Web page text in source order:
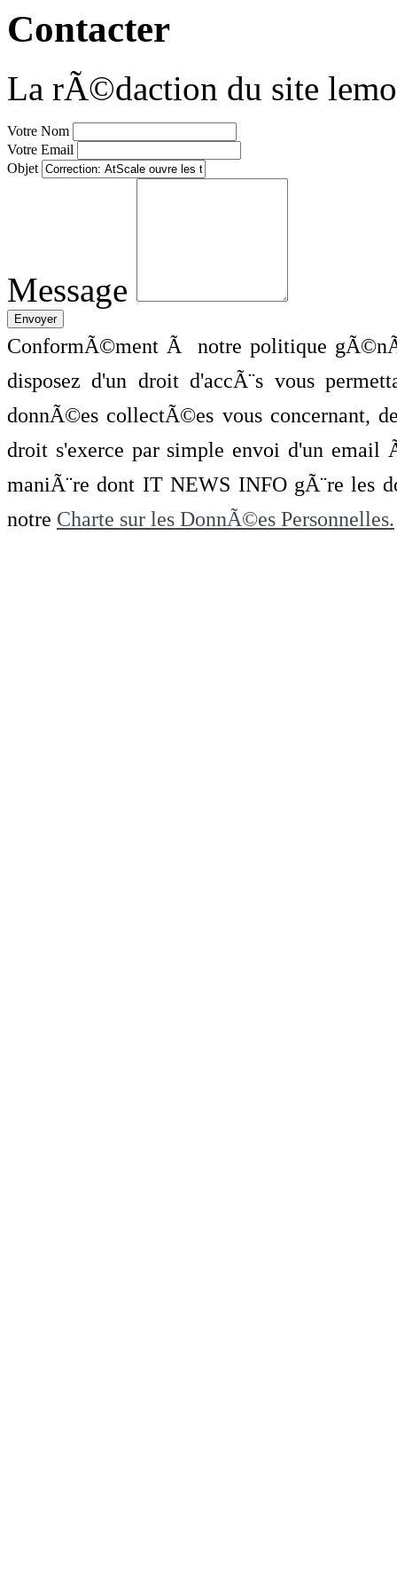
Contacter
La rÃ©daction du site
Votre Nom
Votre Email
Objet
Message
ConformÃ©ment Ã notre politique
disposez d'un droit d'accÃ¨s vous
donnÃ©es collectÃ©es vous concernant,
droit s'exerce par simple envoi d'un
maniÃ¨re dont IT NEWS INFO gÃ¨re les
notre Charte sur les DonnÃ©es Personnelles.